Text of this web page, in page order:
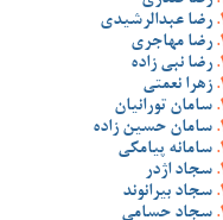
رضا عبدالرشیدی
رضا مهاجری
رضا نبی زاده
زهرا نعمتی
سامان تورانیان
سامان حسین زاده
سامانه پیامکی
سجاد اژدر
سجاد بیرانوند
سجاد حسامی